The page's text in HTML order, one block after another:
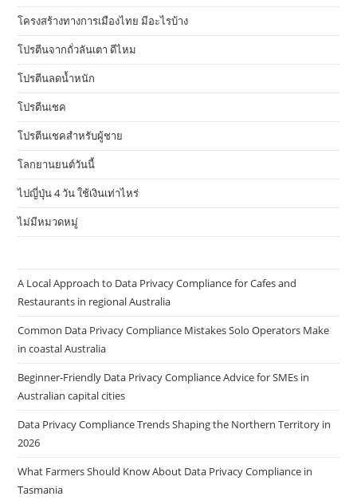
โครงสร้างทางการเมืองไทย มีอะไรบ้าง
โปรตีนจากถั่วลันเตา ดีไหม
โปรตีนลดน้ำหนัก
โปรตีนเชค
โปรตีนเชคสำหรับผู้ชาย
โลกยานยนต์วันนี้
ไปญี่ปุ่น 4 วัน ใช้เงินเท่าไหร่
ไม่มีหมวดหมู่
A Local Approach to Data Privacy Compliance for Cafes and
Restaurants in regional Australia
Common Data Privacy Compliance Mistakes Solo Operators Make
in coastal Australia
Beginner-Friendly Data Privacy Compliance Advice for SMEs in
Australian capital cities
Data Privacy Compliance Trends Shaping the Northern Territory in
2026
What Farmers Should Know About Data Privacy Compliance in
Tasmania